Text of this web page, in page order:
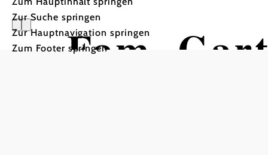
Zur Suche springen
Zur Hauptnavigation springen
Zum Footer springenFam.